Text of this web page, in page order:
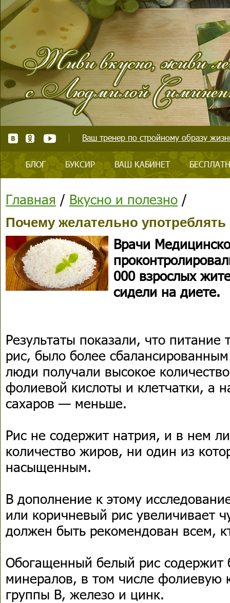
Ваш тренер по стройному образу
БЛОГ БУКСИР ВАШ КАБИНЕТ
Главная / Вкусно и полезно /
Почему желательно
Врачи
000 взрослых
сидели на диете.
Результаты показали, что питание
рис, было более
люди получали высокое
фолиевой кислоты и клетчатки, а
сахаров — меньше.
Рис не содержит натрия, и в нем
количество жиров, ни один из
насыщенным.
В дополнение к этому
или коричневый рис увеличивает
должен быть рекомендован всем,
Обогащенный белый рис содержит
минералов, в том числе фолиевую
группы В, железо и цинк.